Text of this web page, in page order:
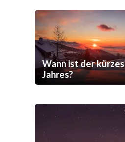
Wann ist der
Jahres?